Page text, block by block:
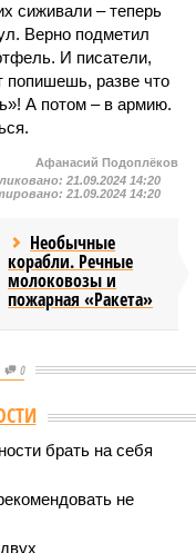
сиживали – теперь
Верно подметил
И писатели,
попишешь, разве что
А потом – в армию.
Афанасий Подоплёков
21.09.2024 14:20
21.09.2024 14:20
Необычные
корабли. Речные
молоковозы и
пожарная «Ракета»
0
лет, но этого никогда не
никогда не будет